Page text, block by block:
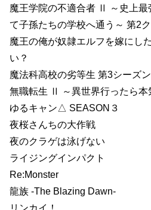
魔王学院の不適合者 Ⅱ ～史上最
て子孫たちの学校へ通う～ 第2
魔王の俺が奴隷エルフを嫁にし
い？
魔法科高校の劣等生 第3シーズン
無職転生 Ⅱ ～異世界行ったら本
ゆるキャン△ SEASON３
夜桜さんちの大作戦
夜のクラゲは泳げない
ライジングインパクト
Re:Monster
龍族 -The Blazing Dawn-
リンカイ！